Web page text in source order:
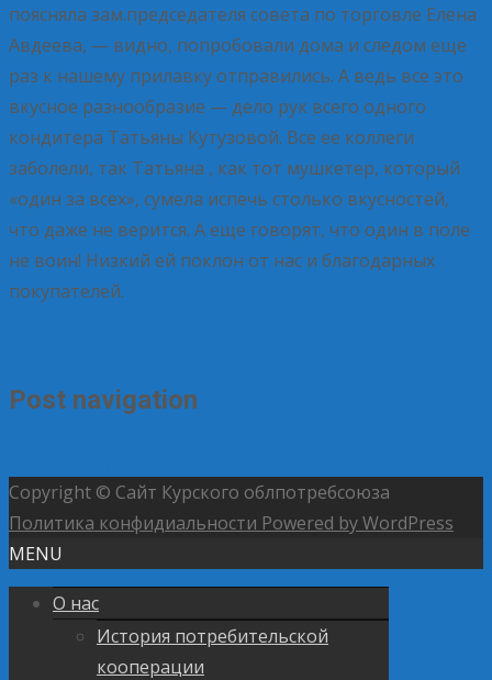
поясняла зам.председателя совета по торговле Елена
Авдеева, — видно, попробовали дома и следом еще
раз к нашему прилавку отправились. А ведь все это
вкусное разнообразие — дело рук всего одного
кондитера Татьяны Кутузовой. Все ее коллеги
заболели, так Татьяна , как тот мушкетер, который
«один за всех», сумела испечь столько вкусностей,
что даже не верится. А еще говорят, что один в поле
не воин! Низкий ей поклон от нас и благодарных
покупателей.
Post navigation
Copyright © Сайт Курского облпотребсоюза
Политика конфидиальности Powered by WordPress
MENU
О нас
История потребительской
кооперации